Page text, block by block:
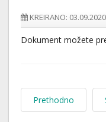
KREIRANO:
Dokument možete
Prethodno